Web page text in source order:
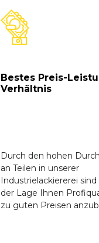
Bestes Preis-
Verhältnis
Durch den hohen
an Teilen in unserer
Industrielackiererei sind
der Lage Ihnen
zu guten Preisen